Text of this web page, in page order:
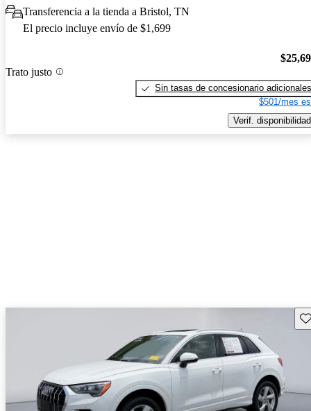
Transferencia a la tienda a Bristol, TN
El precio incluye envío de $1,699
Trato justo
Sin tasas de concesionario adicionales
$501/mes
Verif. disponibilidad